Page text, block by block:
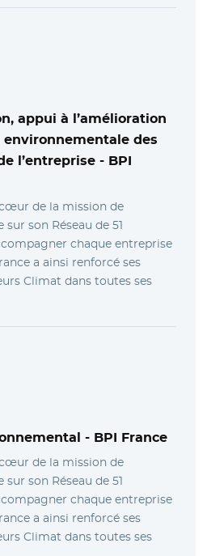
appui à l’amélioration
des
l’entreprise - BPI
de la mission de
son Réseau de 51
chaque entreprise
a ainsi renforcé ses
Climat dans toutes ses
- BPI France
de la mission de
son Réseau de 51
chaque entreprise
a ainsi renforcé ses
Climat dans toutes ses